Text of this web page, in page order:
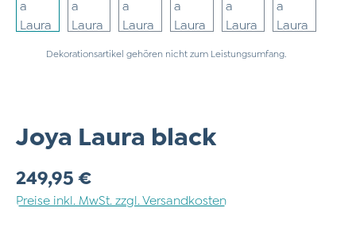
Dekorationsartikel gehören nicht zum Leistungsumfang.
Joya Laura black
Regulärer Preis:
249,95 €
Preise inkl. MwSt. zzgl. Versandkosten